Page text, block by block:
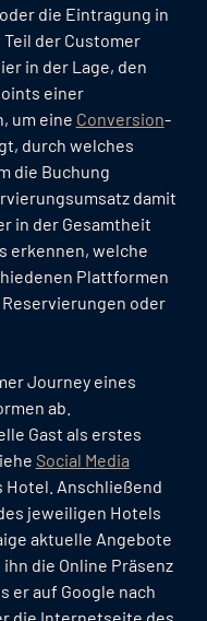
die Eintragung in
Teil der Customer
in der Lage, den
einer
um eine Conversion-
durch welches
die Buchung
damit
in der Gesamtheit
erkennen, welche
Plattformen
oder
Journey eines
ab.
Gast als erstes
Social Media
Hotel. Anschließend
jeweiligen Hotels
aktuelle Angebote
die Online Präsenz
er auf Google nach